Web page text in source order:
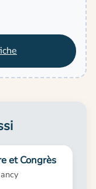
et Congrès